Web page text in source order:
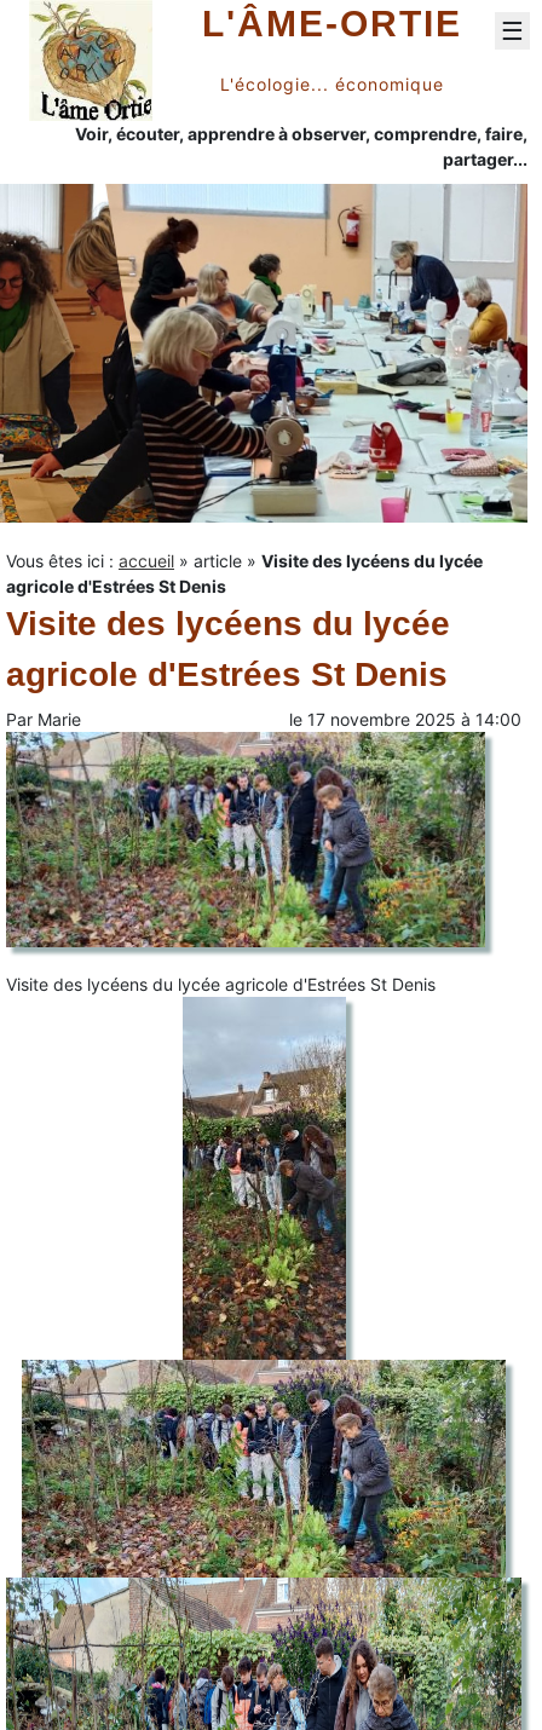
L'ÂME-ORTIE
L'écologie... économique
Voir, écouter, apprendre à observer, comprendre, faire,
partager...
☰
Vous êtes ici : accueil » article » Visite des lycéens du lycée
agricole d'Estrées St Denis
Visite des lycéens du lycée
agricole d'Estrées St Denis
Par Marie le 17 novembre 2025 à 14:00
Visite des lycéens du lycée agricole d'Estrées St Denis